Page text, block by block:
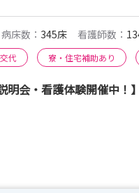
病床数： 345床 看護師数：
代 寮・住宅補助あり
明会・看護体験開催中